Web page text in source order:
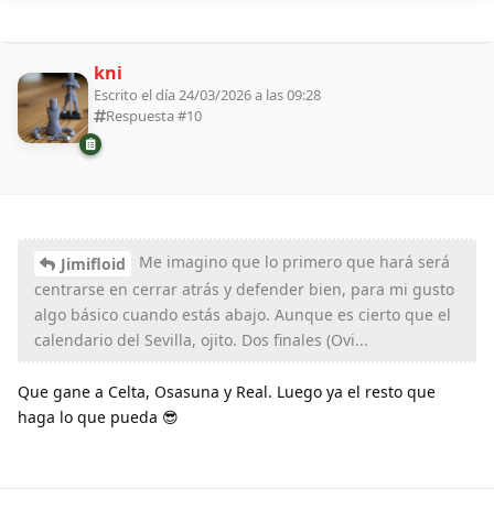
kni
Escrito el día 24/03/2026 a las 09:28
Respuesta #10
Jimifloid
Me imagino que lo primero que hará será
centrarse en cerrar atrás y defender bien, para mi gusto
algo básico cuando estás abajo. Aunque es cierto que el
calendario del Sevilla, ojito. Dos finales (Ovi...
Que gane a Celta, Osasuna y Real. Luego ya el resto que
haga lo que pueda 😎